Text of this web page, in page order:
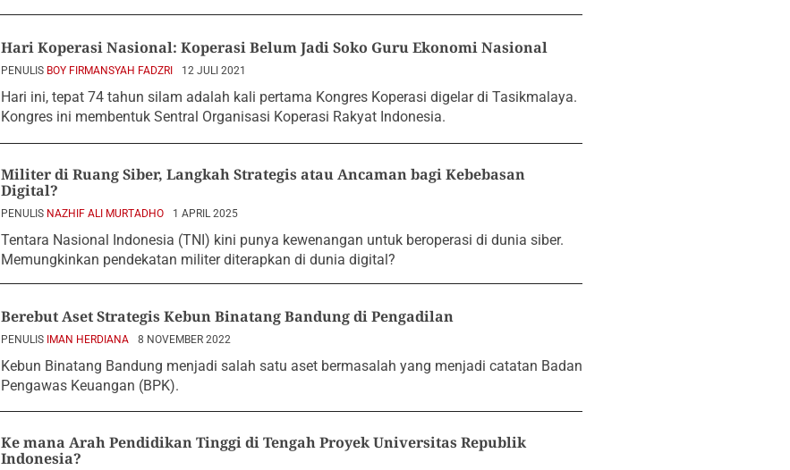
Hari Koperasi Nasional: Koperasi Belum Jadi Soko Guru Ekonomi Nasional
PENULIS BOY FIRMANSYAH FADZRI 12 JULI 2021
Hari ini, tepat 74 tahun silam adalah kali pertama Kongres Koperasi digelar di Tasikmalaya.
Kongres ini membentuk Sentral Organisasi Koperasi Rakyat Indonesia.
Militer di Ruang Siber, Langkah Strategis atau Ancaman bagi Kebebasan
Digital?
PENULIS NAZHIF ALI MURTADHO 1 APRIL 2025
Tentara Nasional Indonesia (TNI) kini punya kewenangan untuk beroperasi di dunia siber.
Memungkinkan pendekatan militer diterapkan di dunia digital?
Berebut Aset Strategis Kebun Binatang Bandung di Pengadilan
PENULIS IMAN HERDIANA 8 NOVEMBER 2022
Kebun Binatang Bandung menjadi salah satu aset bermasalah yang menjadi catatan Badan
Pengawas Keuangan (BPK).
Ke mana Arah Pendidikan Tinggi di Tengah Proyek Universitas Republik
Indonesia?